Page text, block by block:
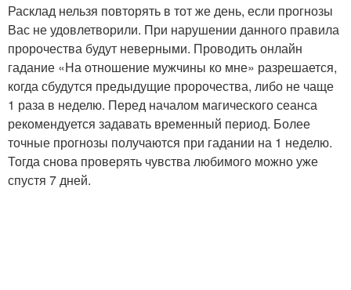
Расклад нельзя повторять в тот же день, если прогнозы
Вас не удовлетворили. При нарушении данного правила
пророчества будут неверными. Проводить онлайн
гадание «На отношение мужчины ко мне» разрешается,
когда сбудутся предыдущие пророчества, либо не чаще
1 раза в неделю. Перед началом магического сеанса
рекомендуется задавать временный период. Более
точные прогнозы получаются при гадании на 1 неделю.
Тогда снова проверять чувства любимого можно уже
спустя 7 дней.